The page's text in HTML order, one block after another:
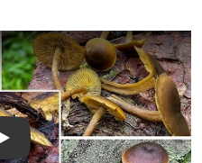
Macrocystidia